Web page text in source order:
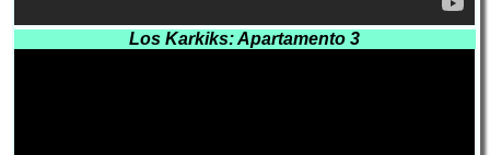
Los Karkiks: Apartamento 3